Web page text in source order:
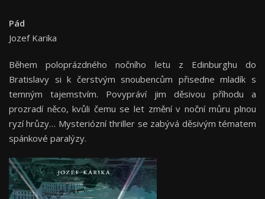
Pád
Jozef Karika
Během poloprázdného nočního letu z Edinburghu do
Bratislavy si k čerstvým snoubencům přisedne mladík s
temným tajemstvím. Povypráví jim děsivou příhodu a
prozradí něco, kvůli čemu se let změní v noční můru plnou
ryzí hrůzy… Mysteriózní thriller se zabývá děsivým tématem
spánkové paralýzy.